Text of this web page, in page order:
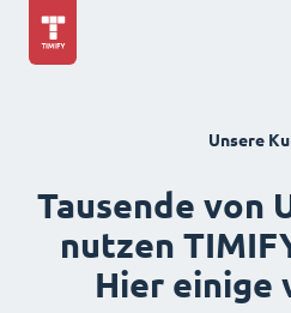
Unsere
Tausende von
nutzen
Hier einige